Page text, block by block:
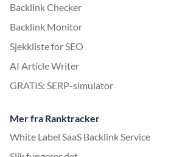
Backlink Checker
Backlink Monitor
Sjekkliste for SEO
AI Article Writer
GRATIS: SERP-simulator
Mer fra Ranktracker
White Label SaaS Backlink Service